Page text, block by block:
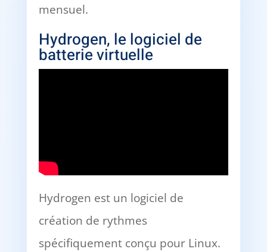
mensuel.
Hydrogen, le logiciel de
batterie virtuelle
Hydrogen est un logiciel de
création de rythmes
spécifiquement conçu pour Linux.